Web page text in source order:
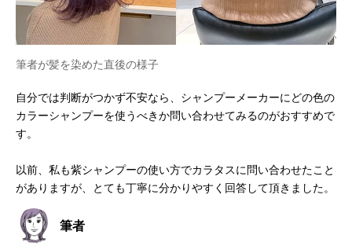
筆者が髪を染めた直後の様子
自分では判断がつかず不安なら、シャンプーメーカーにどの色の
カラーシャンプーを使うべきか問い合わせてみるのがおすすめで
す。
以前、私も紫シャンプーの使い方でカラタスに問い合わせたこと
がありますが、とても丁寧に分かりやすく回答して頂きました。
筆者